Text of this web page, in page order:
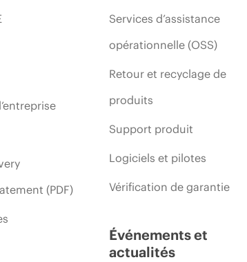
(PDF)
Services d’assistance
opérationnelle (OSS)
Retour et recyclage de
produits
Support produit
Logiciels et pilotes
Vérification de garantie
Événements et
actualités